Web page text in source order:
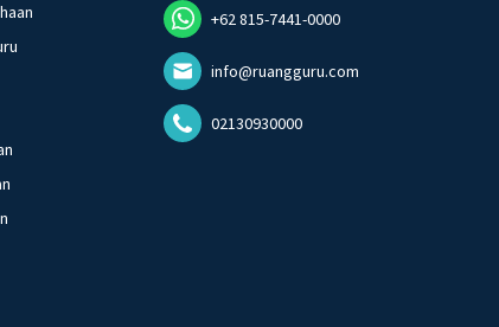
+62 815-7441-0000
info@ruangguru.com
02130930000